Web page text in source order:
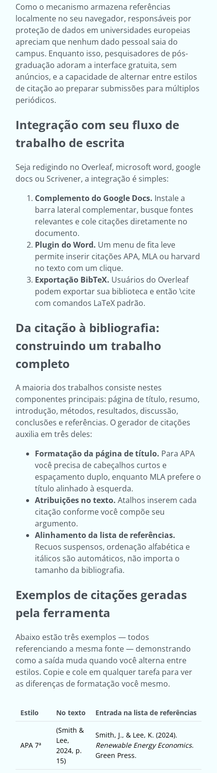
Como o mecanismo armazena referências
localmente no seu navegador, responsáveis por
proteção de dados em universidades europeias
apreciam que nenhum dado pessoal saia do
campus. Enquanto isso, pesquisadores de pós-
graduação adoram a interface gratuita, sem
anúncios, e a capacidade de alternar entre estilos
de citação ao preparar submissões para múltiplos
periódicos.
Integração com seu fluxo de
trabalho de escrita
Seja redigindo no Overleaf, microsoft word, google
docs ou Scrivener, a integração é simples:
Complemento do Google Docs. Instale a
barra lateral complementar, busque fontes
relevantes e cole citações diretamente no
documento.
Plugin do Word. Um menu de fita leve
permite inserir citações APA, MLA ou harvard
no texto com um clique.
Exportação BibTeX. Usuários do Overleaf
podem exportar sua biblioteca e então \cite
com comandos LaTeX padrão.
Da citação à bibliografia:
construindo um trabalho
completo
A maioria dos trabalhos consiste nestes
componentes principais: página de título, resumo,
introdução, métodos, resultados, discussão,
conclusões e referências. O gerador de citações
auxilia em três deles:
Formatação da página de título. Para APA
você precisa de cabeçalhos curtos e
espaçamento duplo, enquanto MLA prefere o
título alinhado à esquerda.
Atribuições no texto. Atalhos inserem cada
citação conforme você compõe seu
argumento.
Alinhamento da lista de referências.
Recuos suspensos, ordenação alfabética e
itálicos são automáticos, não importa o
tamanho da bibliografia.
Exemplos de citações geradas
pela ferramenta
Abaixo estão três exemplos — todos
referenciando a mesma fonte — demonstrando
como a saída muda quando você alterna entre
estilos. Copie e cole em qualquer tarefa para ver
as diferenças de formatação você mesmo.
Estilo No texto Entrada na lista de referências
APA 7ª
(Smith &
Lee,
2024, p.
15)
Smith, J., & Lee, K. (2024).
Renewable Energy Economics.
Green Press.